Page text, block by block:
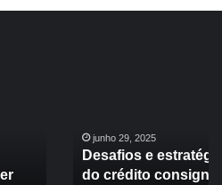
consignado
junho 29, 2025
Desafios e estratégias
do crédito consignado